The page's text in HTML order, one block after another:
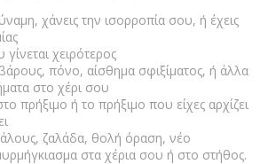
χάνεις την ισορροπία σου, ή έχεις
χειρότερος
πόνο, αίσθημα σφιξίματος, ή άλλα
στο χέρι σου
πρήξιμο ή το πρήξιμο που είχες αρχίζει
ζαλάδα, θολή όραση, νέο
στα χέρια σου ή στο στήθος.